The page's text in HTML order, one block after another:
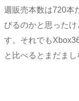
週販売本数は720本
びるのかと思った
す。それでも
と比べるとまだま